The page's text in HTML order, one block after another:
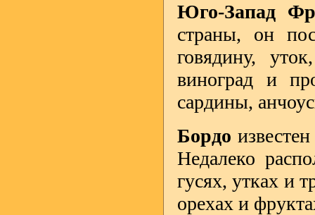
Юго-Запад
страны, он
говядину,
виноград и
сардины,
Бордо
Недалеко
гусях, утках и
орехах и